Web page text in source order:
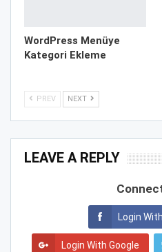
WordPress Menüye
Kategori Ekleme
PREV NEXT
LEAVE A REPLY
Login
Login With Google